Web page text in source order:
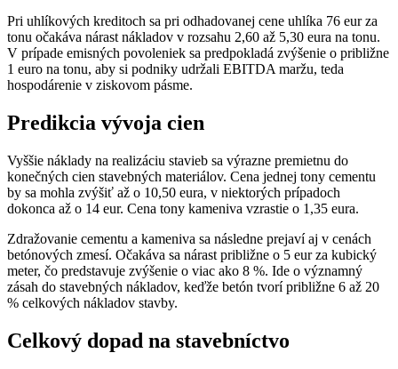
Pri uhlíkových kreditoch sa pri odhadovanej cene uhlíka 76 eur za
tonu očakáva nárast nákladov v rozsahu 2,60 až 5,30 eura na tonu.
V prípade emisných povoleniek sa predpokladá zvýšenie o približne
1 euro na tonu, aby si podniky udržali EBITDA maržu, teda
hospodárenie v ziskovom pásme.
Predikcia vývoja cien
Vyššie náklady na realizáciu stavieb sa výrazne premietnu do
konečných cien stavebných materiálov. Cena jednej tony cementu
by sa mohla zvýšiť až o 10,50 eura, v niektorých prípadoch
dokonca až o 14 eur. Cena tony kameniva vzrastie o 1,35 eura.
Zdražovanie cementu a kameniva sa následne prejaví aj v cenách
betónových zmesí. Očakáva sa nárast približne o 5 eur za kubický
meter, čo predstavuje zvýšenie o viac ako 8 %. Ide o významný
zásah do stavebných nákladov, keďže betón tvorí približne 6 až 20
% celkových nákladov stavby.
Celkový dopad na stavebníctvo